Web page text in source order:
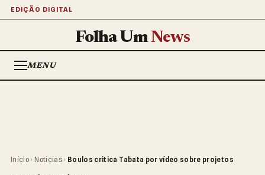
EDIÇÃO DIGITAL
Folha UmNews
MENU
Início › Notícias › Boulos critica Tabata por vídeo sobre projetos